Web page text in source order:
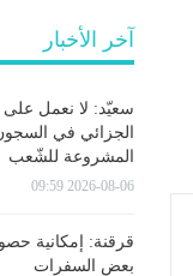
آخر الأخبار
سعيّد: لا نعمل على
الجزائي في السجون
المشروعة للشّعب
2026-08-06 09:59
قرقنة: إمكانية
بعض السفرات